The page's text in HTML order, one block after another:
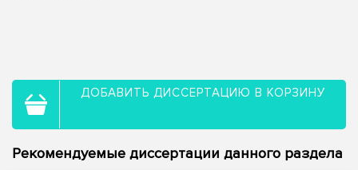
ДОБАВИТЬ ДИССЕРТАЦИЮ В КОРЗИНУ
Рекомендуемые диссертации данного раздела